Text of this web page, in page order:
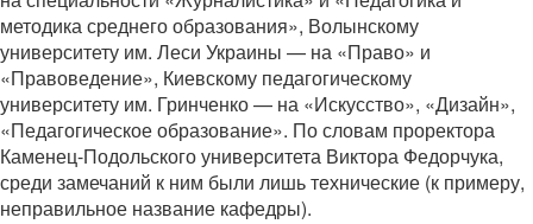
методика среднего образования», Волынскому
университету им. Леси Украины — на «Право» и
«Правоведение», Киевскому педагогическому
университету им. Гринченко — на «Искусство», «Дизайн»,
«Педагогическое образование». По словам проректора
Каменец-Подольского университета Виктора Федорчука,
среди замечаний к ним были лишь технические (к примеру,
неправильное название кафедры).